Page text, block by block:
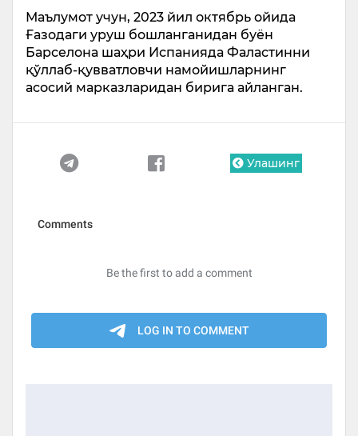
Маълумот учун, 2023 йил октябрь ойида
Ғазодаги уруш бошланганидан буён
Барселона шаҳри Испанияда Фаластинни
қўллаб-қувватловчи намойишларнинг
асосий марказларидан бирига айланган.
Улашинг